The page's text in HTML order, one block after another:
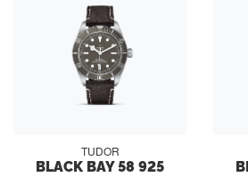
TUDOR
BLACK BAY 58 925